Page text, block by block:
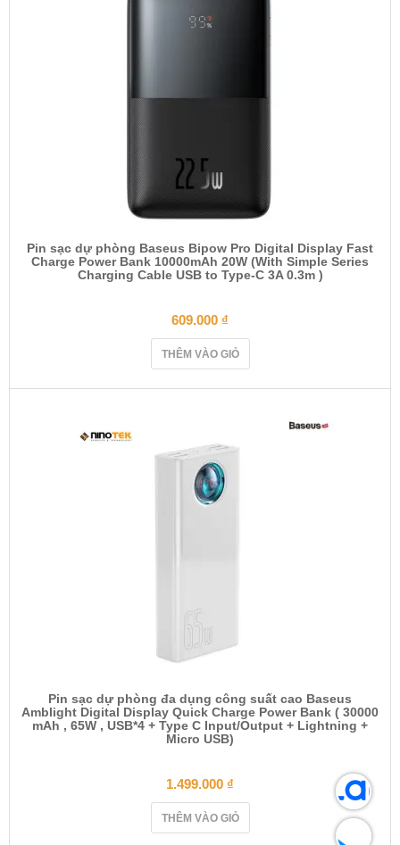
Pin sạc dự phòng Baseus Bipow Pro Digital Display Fast
Charge Power Bank 10000mAh 20W (With Simple Series
Charging Cable USB to Type-C 3A 0.3m )
609.000 ₫
THÊM VÀO GIỎ
Pin sạc dự phòng đa dụng công suất cao Baseus
Amblight Digital Display Quick Charge Power Bank ( 30000
mAh , 65W , USB*4 + Type C Input/Output + Lightning +
Micro USB)
1.499.000 ₫
THÊM VÀO GIỎ